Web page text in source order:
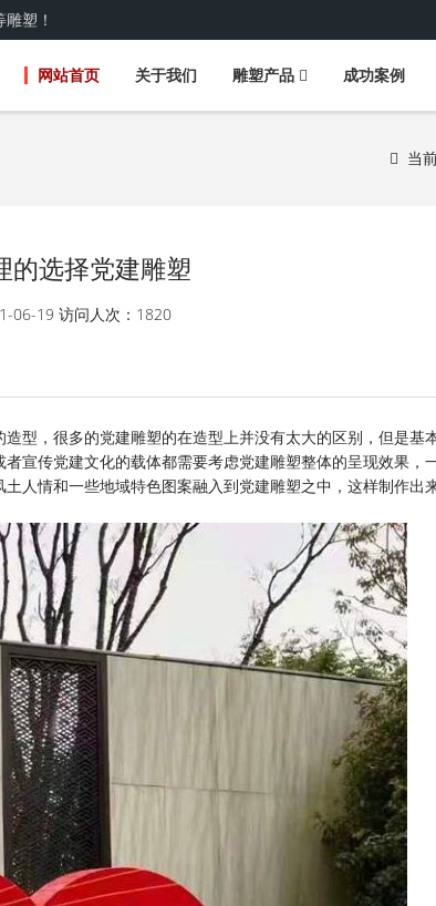
塑！
网站首页 关于我们 雕塑产品 成功案例
当
的选择党建雕塑
06-19 访问人次：1820
型，很多的党建雕塑的在造型上并没有太大的区别，但是基
宣传党建文化的载体都需要考虑党建雕塑整体的呈现效果，
人情和一些地域特色图案融入到党建雕塑之中，这样制作出